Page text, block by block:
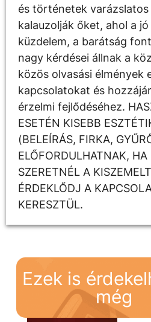
és történetek varázslatos
kalauzolják őket, ahol a
küzdelem, a barátság
nagy kérdései állnak a
közös olvasási élmények
kapcsolatokat és
érzelmi fejlődéséhez.
ESETÉN KISEBB
(BELEÍRÁS, FIRKA,
ELŐFORDULHATNAK,
SZERETNÉL A
ÉRDEKLŐDJ A
KERESZTÜL.
Ezek is
még